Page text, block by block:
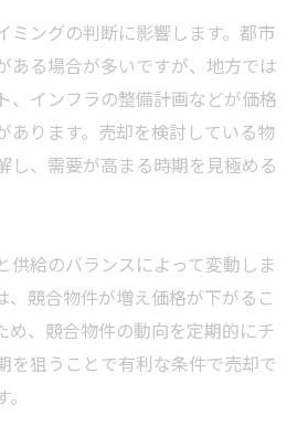
ミングの判断に影響します。都市
ある場合が多いですが、地方では
、インフラの整備計画などが価格
あります。売却を検討している物
し、需要が高まる時期を見極める
供給のバランスによって変動しま
、競合物件が増え価格が下がるこ
め、競合物件の動向を定期的にチ
を狙うことで有利な条件で売却で